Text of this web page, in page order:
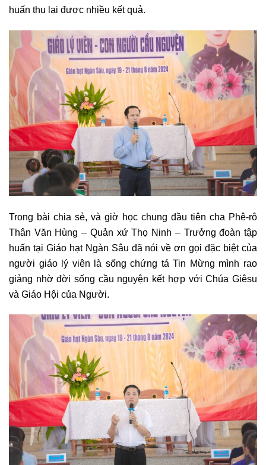
huấn thu lại được nhiều kết quả.
Trong bài chia sẻ, và giờ học chung đầu tiên cha Phê-rô
Thân Văn Hùng – Quản xứ Thọ Ninh – Trưởng đoàn tập
huấn tại Giáo hạt Ngàn Sâu đã nói về ơn gọi đặc biệt của
người giáo lý viên là sống chứng tá Tin Mừng mình rao
giảng nhờ đời sống cầu nguyện kết hợp với Chúa Giêsu
và Giáo Hội của Người.